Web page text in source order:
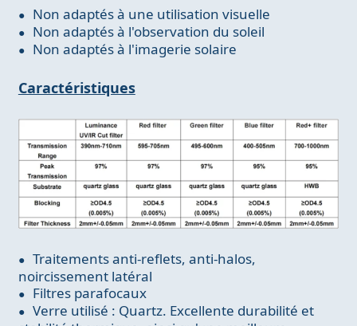
Non adaptés à une utilisation visuelle
Non adaptés à l'observation du soleil
Non adaptés à l'imagerie solaire
Caractéristiques
Traitements anti-reflets, anti-halos,
noircissement latéral
Filtres parafocaux
Verre utilisé : Quartz. Excellente durabilité et